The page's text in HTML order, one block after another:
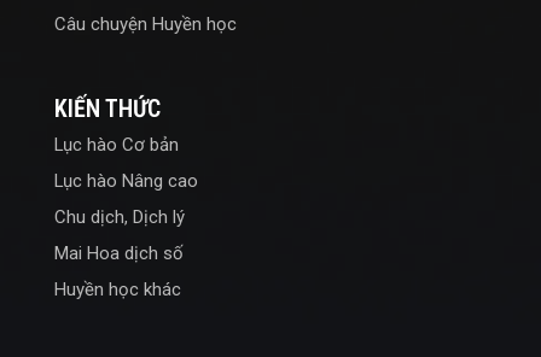
Câu chuyện Huyền học
KIẾN THỨC
Lục hào Cơ bản
Lục hào Nâng cao
Chu dịch, Dịch lý
Mai Hoa dịch số
Huyền học khác